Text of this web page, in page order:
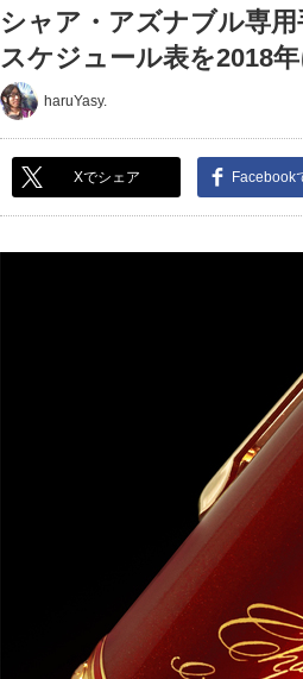
シャア・アズナブル専
スケジュール表を2018
haruYasy.
Xでシェア Facebook